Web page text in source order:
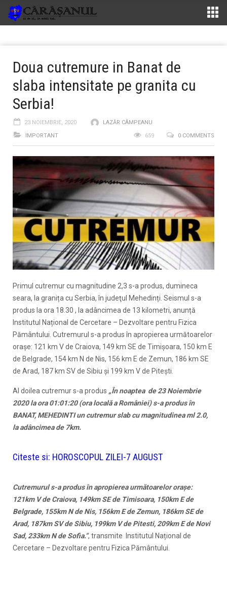
Doua cutremure in Banat de
slaba intensitate pe granita cu
Serbia!
23 NOIEMBRIE, 2020
LAZĂR CÂMPEANU
IMPORTANT
0 COMMENTS
659
Primul cutremur cu magnitudine 2,3 s-a produs, dumineca
seara, la granița cu Serbia, în judeţul Mehedinți. Seismul s-a
produs la ora 18.30 , la adâncimea de 13 kilometri, anunță
Institutul Național de Cercetare – Dezvoltare pentru Fizica
Pământului. Cutremurul s-a produs în apropierea următoarelor
oraşe: 121 km V de Craiova, 149 km SE de Timișoara, 150 km E
de Belgrade, 154 km N de Nis, 156 km E de Zemun, 186 km SE
de Arad, 187 km SV de Sibiu și 199 km V de Pitești.
Al doilea cutremur s-a produs „În noaptea de 23 Noiembrie
2020 la ora 01:01:20 (ora locală a României) s-a produs în
BANAT, MEHEDINTI un cutremur slab cu magnitudinea ml 2.0,
la adâncimea de 7km.
Citeste si: HOROSCOPUL ZILEI-7 AUGUST
Cutremurul s-a produs în apropierea următoarelor oraşe:
121km V de Craiova, 149km SE de Timisoara, 150km E de
Belgrade, 155km N de Nis, 156km E de Zemun, 186km SE de
Arad, 187km SV de Sibiu, 199km V de Pitesti, 209km E de Novi
Sad, 233km N de Sofia.”, transmite Institutul Național de
Cercetare – Dezvoltare pentru Fizica Pământului.